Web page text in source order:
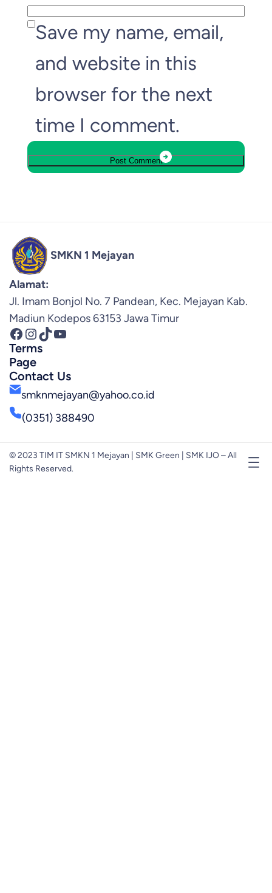
Save my name, email,
and website in this
browser for the next
time I comment.
SMKN 1 Mejayan
Alamat:
Jl. Imam Bonjol No. 7 Pandean, Kec. Mejayan Kab.
Madiun Kodepos 63153 Jawa Timur
Facebook InstagramTikTok YouTube
Terms
Page
Contact Us
smknmejayan@yahoo.co.id
(0351) 388490
© 2023 TIM IT SMKN 1 Mejayan | SMK Green | SMK IJO – All
Rights Reserved.